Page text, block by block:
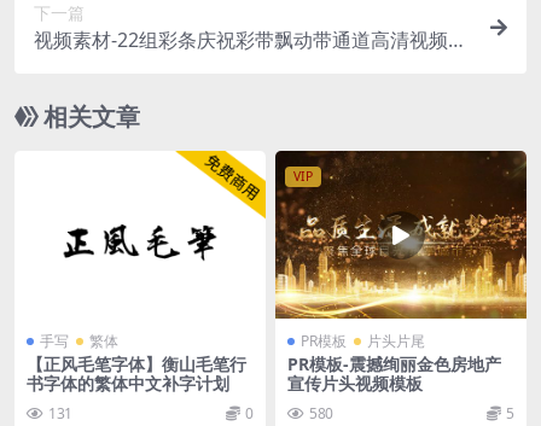
下一篇
视频素材-22组彩条庆祝彩带飘动带通道高清视频素
相关文章
手写 繁体
【正风毛笔字体】衡山毛笔行
书字体的繁体中文补字计划
131 0
VIP
PR模板 片头片尾
PR模板-震撼绚丽金色房地产
宣传片头视频模板
580 5